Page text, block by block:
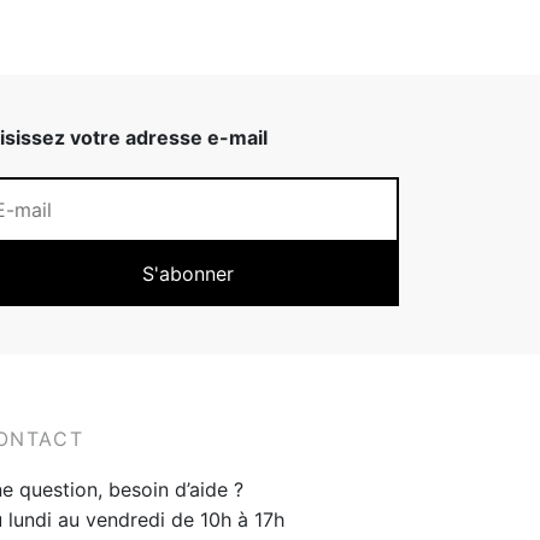
votre adresse e-mail
question, besoin d’aide ?
lundi au vendredi de 10h à 17h